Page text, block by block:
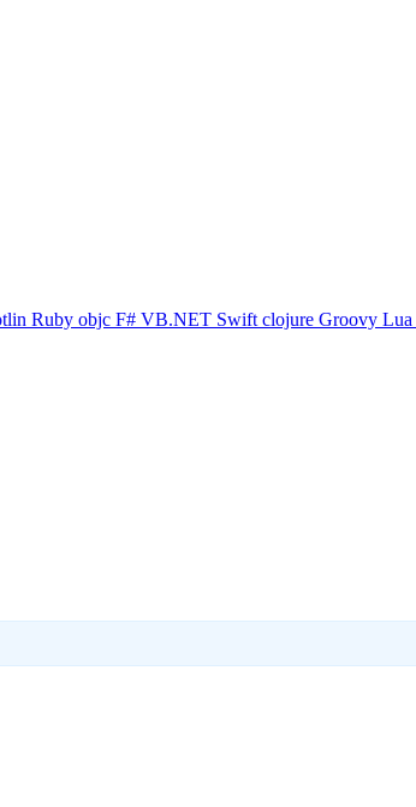
Ruby objc F# VB.NET Swift clojure Groovy Lua